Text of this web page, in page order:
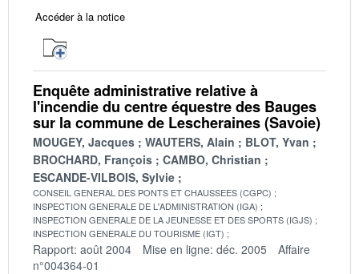
Accéder à la notice
Enquête administrative relative à
l'incendie du centre équestre des Bauges
sur la commune de Lescheraines (Savoie)
MOUGEY, Jacques WAUTERS, Alain
BLOT, Yvan
BROCHARD, François
CAMBO, Christian
ESCANDE-VILBOIS, Sylvie
CONSEIL GENERAL DES PONTS ET CHAUSSEES (CGPC)
INSPECTION GENERALE DE L'ADMINISTRATION (IGA)
INSPECTION GENERALE DE LA JEUNESSE ET DES SPORTS (IGJS)
INSPECTION GENERALE DU TOURISME (IGT)
Rapport: août 2004 Mise en ligne: déc. 2005
Affaire
n°004364-01